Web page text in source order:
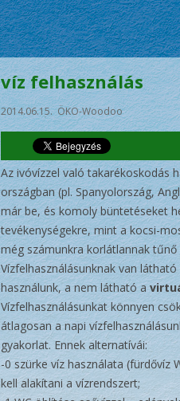
víz felhasználás
2014.06.15. ÖKO-Woodoo
Az ivóvízzel való takarékoskodás
országban (pl. Spanyolország,
már be, és komoly büntetéseket
tevékenységekre, mint a kocsi-
még számunkra korlátlannak
Vízfelhasználásunknak van
használunk, a nem látható a
Vízfelhasználásunkat könnyen
átlagosan a napi
gyakorlat. Ennek alternatívái:
-0 szürke víz használata (fürdővíz
kell alakítani a vízrendszert;